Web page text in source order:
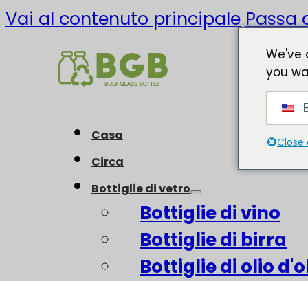
Vai al contenuto principalePassa
Casa
Circa
Bottiglie di vetro
Bottiglie di vino
Bottiglie di birra
Bottiglie di olio
We've
you
Close